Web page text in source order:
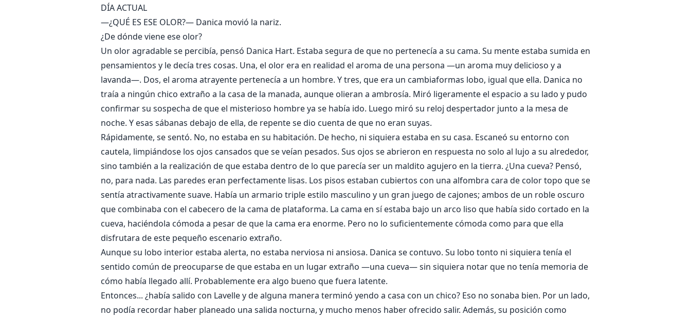
DÍA ACTUAL
—¿QUÉ ES ESE OLOR?— Danica movió la nariz.
¿De dónde viene ese olor?
Un olor agradable se percibía, pensó Danica Hart. Estaba segura de que no pertenecía a su cama. Su mente estaba sumida en
pensamientos y le decía tres cosas. Una, el olor era en realidad el aroma de una persona —un aroma muy delicioso y a
lavanda—. Dos, el aroma atrayente pertenecía a un hombre. Y tres, que era un cambiaformas lobo, igual que ella. Danica no
traía a ningún chico extraño a la casa de la manada, aunque olieran a ambrosía. Miró ligeramente el espacio a su lado y pudo
confirmar su sospecha de que el misterioso hombre ya se había ido. Luego miró su reloj despertador junto a la mesa de
noche. Y esas sábanas debajo de ella, de repente se dio cuenta de que no eran suyas.
Rápidamente, se sentó. No, no estaba en su habitación. De hecho, ni siquiera estaba en su casa. Escaneó su entorno con
cautela, limpiándose los ojos cansados que se veían pesados. Sus ojos se abrieron en respuesta no solo al lujo a su alrededor,
sino también a la realización de que estaba dentro de lo que parecía ser un maldito agujero en la tierra. ¿Una cueva? Pensó,
no, para nada. Las paredes eran perfectamente lisas. Los pisos estaban cubiertos con una alfombra cara de color topo que se
sentía atractivamente suave. Había un armario triple estilo masculino y un gran juego de cajones; ambos de un roble oscuro
que combinaba con el cabecero de la cama de plataforma. La cama en sí estaba bajo un arco liso que había sido cortado en la
cueva, haciéndola cómoda a pesar de que la cama era enorme. Pero no lo suficientemente cómoda como para que ella
disfrutara de este pequeño escenario extraño.
Aunque su lobo interior estaba alerta, no estaba nerviosa ni ansiosa. Danica se contuvo. Su lobo tonto ni siquiera tenía el
sentido común de preocuparse de que estaba en un lugar extraño —una cueva— sin siquiera notar que no tenía memoria de
cómo había llegado allí. Probablemente era algo bueno que fuera latente.
Entonces... ¿había salido con Lavelle y de alguna manera terminó yendo a casa con un chico? Eso no sonaba bien. Por un lado,
no podía recordar haber planeado una salida nocturna, y mucho menos haber ofrecido salir. Además, su posición como